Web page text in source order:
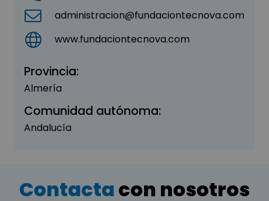
administracion@fundaciontecnova.com
www.fundaciontecnova.com
Provincia:
Almería
Comunidad autónoma:
Andalucía
Contactacon nosotros